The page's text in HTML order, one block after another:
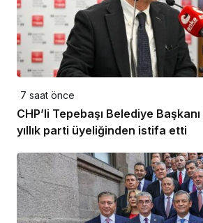
7 saat önce
CHP’li Tepebaşı Belediye
yıllık parti üyeliğinden istifa etti